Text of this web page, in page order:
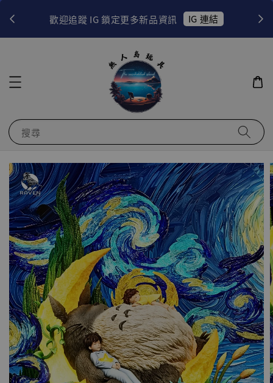
歡迎追蹤 IG 鎖定更多新品資訊 IG 連結
搜尋